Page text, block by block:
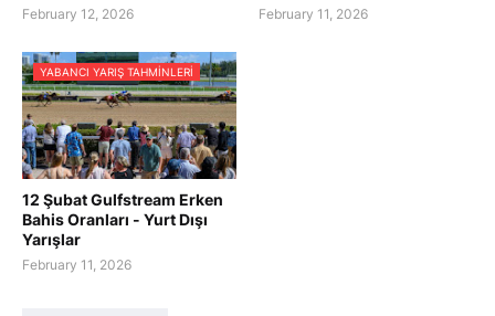
February 12, 2026 February 11, 2026
YABANCI YARIŞ TAHMINLERI
12 Şubat Gulfstream Erken
Bahis Oranları - Yurt Dışı
Yarışlar
February 11, 2026